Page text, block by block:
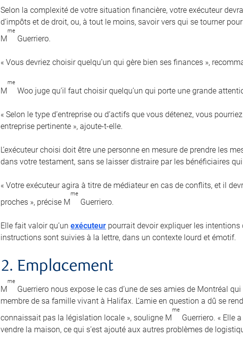
Selon la complexité de votre situation financière, votre exécuteur
d’impôts et de droit, ou, à tout le moins, savoir vers qui se tourner
M
me
Guerriero.
« Vous devriez choisir quelqu’un qui gère bien ses finances »,
M
me
Woo juge qu’il faut choisir quelqu’un qui porte une grande
« Selon le type d’entreprise ou d’actifs que vous détenez, vous
entreprise pertinente », ajoute-t-elle.
L’exécuteur choisi doit être une personne en mesure de prendre les
dans votre testament, sans se laisser distraire par les bénéficiaires
« Votre exécuteur agira à titre de médiateur en cas de conflits, et il
proches », précise M
me
Guerriero.
Elle fait valoir qu’unexécuteur pourrait devoir expliquer les
instructions sont suivies à la lettre, dans un contexte lourd et émotif.
2. Emplacement
M
me
Guerriero nous expose le cas d’une de ses amies de Montréal
membre de sa famille vivant à Halifax. L’amie en question a dû se
connaissait pas la législation locale », souligne M
me
Guerriero. « Elle
vendre la maison, ce qui s’est ajouté aux autres problèmes de